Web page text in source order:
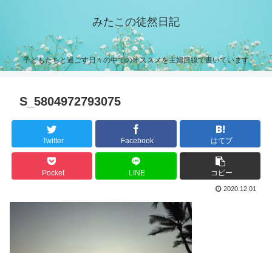
みたこの徒然日記
子どもたちと過ごす日々の中でのオススメを主婦目線で書いています
S_5804972793075
Twitter Facebook はてブ
Pocket LINE コピー
2020.12.01